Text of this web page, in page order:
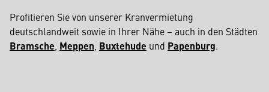
Profitieren Sie von unserer Kranvermietung
deutschlandweit sowie in Ihrer Nähe – auch in den Städten
Bramsche Meppen Buxtehude und Papenburg.